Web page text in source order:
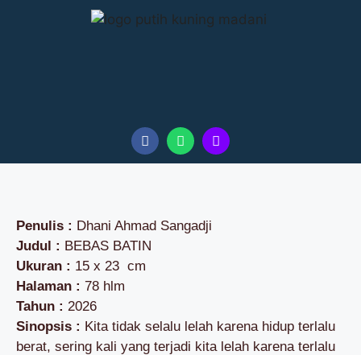
Penulis : Dhani Ahmad Sangadji
Judul : BEBAS BATIN
Ukuran : 15 x 23 cm
Halaman : 78 hlm
Tahun : 2026
Sinopsis : Kita tidak selalu lelah karena hidup terlalu
berat, sering kali yang terjadi kita lelah karena terlalu